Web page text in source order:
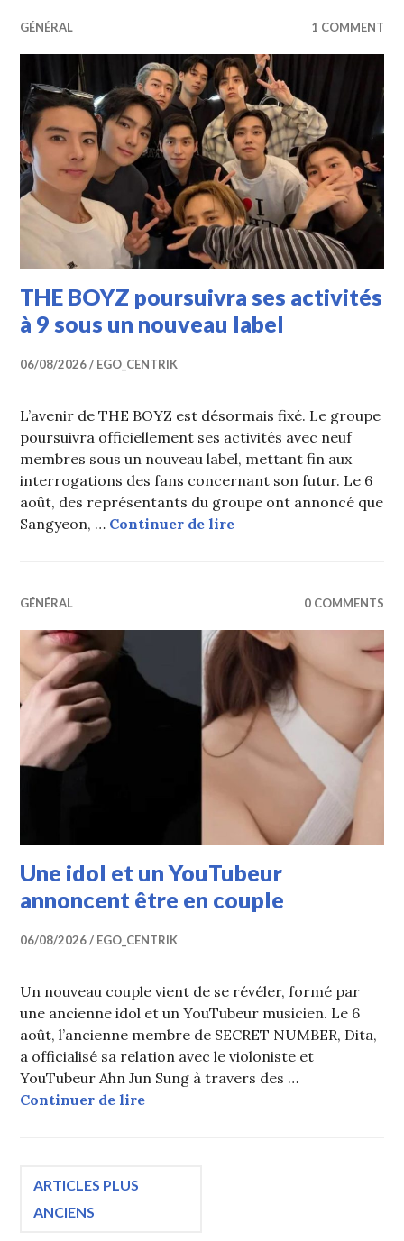
GÉNÉRAL 1 COMMENT
THE BOYZ poursuivra ses activités
à 9 sous un nouveau label
06/08/2026 EGO_CENTRIK
L’avenir de THE BOYZ est désormais fixé. Le groupe
poursuivra officiellement ses activités avec neuf
membres sous un nouveau label, mettant fin aux
interrogations des fans concernant son futur. Le 6
août, des représentants du groupe ont annoncé que
Sangyeon, … Continuer de lireTHE BOYZ poursuivra
GÉNÉRAL 0 COMMENTS
Une idol et un YouTubeur
annoncent être en couple
06/08/2026 EGO_CENTRIK
Un nouveau couple vient de se révéler, formé par
une ancienne idol et un YouTubeur musicien. Le 6
août, l’ancienne membre de SECRET NUMBER, Dita,
a officialisé sa relation avec le violoniste et
YouTubeur Ahn Jun Sung à travers des …
Continuer de lireUne idol et un YouTubeur
Navigation
ARTICLES PLUS
ANCIENS